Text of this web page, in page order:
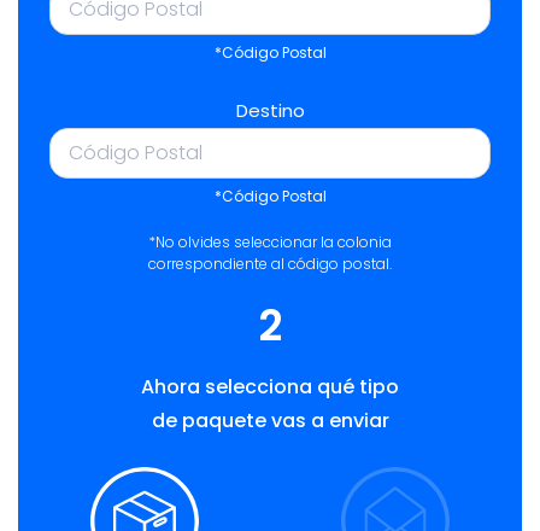
*Código Postal
Destino
*Código Postal
*No olvides seleccionar la colonia
correspondiente al código postal.
2
Ahora selecciona qué tipo
de paquete vas a enviar